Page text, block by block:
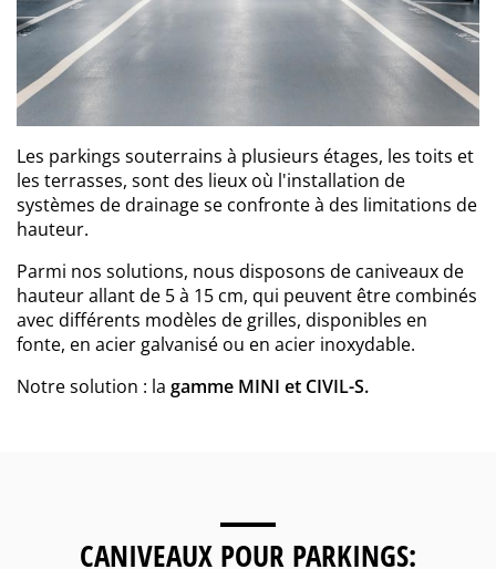
Les parkings souterrains à plusieurs étages, les toits et
les terrasses, sont des lieux où l'installation de
systèmes de drainage se confronte à des limitations de
hauteur.
Parmi nos solutions, nous disposons de caniveaux de
hauteur allant de 5 à 15 cm, qui peuvent être combinés
avec différents modèles de grilles, disponibles en
fonte, en acier galvanisé ou en acier inoxydable.
Notre solution : la gamme MINI et CIVIL-S.
CANIVEAUX POUR PARKINGS: